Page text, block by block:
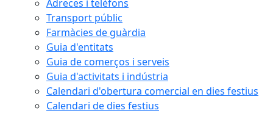
Adreces i telèfons
Transport públic
Farmàcies de guàrdia
Guia d'entitats
Guia de comerços i serveis
Guia d'activitats i indústria
Calendari d'obertura comercial en dies festius
Calendari de dies festius